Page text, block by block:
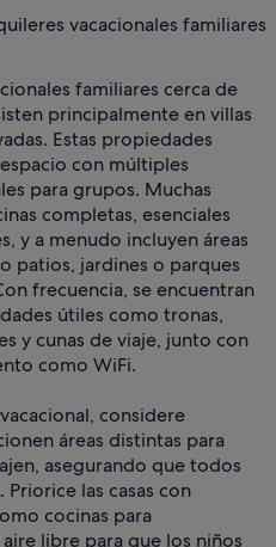
vacacionales familiares
familiares cerca de
principalmente en villas
Estas propiedades
con múltiples
para grupos. Muchas
completas, esenciales
y a menudo incluyen áreas
patios, jardines o parques
frecuencia, se encuentran
útiles como tronas,
y cunas de viaje, junto con
como WiFi.
considere
áreas distintas para
asegurando que todos
las casas con
cocinas para
libre para que los niños